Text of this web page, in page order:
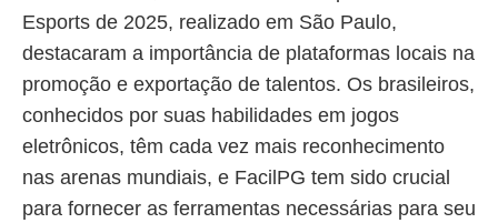
Esports de 2025, realizado em São Paulo,
destacaram a importância de plataformas locais na
promoção e exportação de talentos. Os brasileiros,
conhecidos por suas habilidades em jogos
eletrônicos, têm cada vez mais reconhecimento
nas arenas mundiais, e FacilPG tem sido crucial
para fornecer as ferramentas necessárias para seu